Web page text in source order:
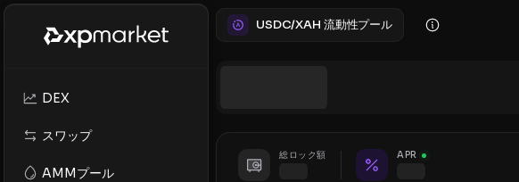
DEX
スワップ
AMMプール
USDC/XAH 流動性プール
総ロック額 APR